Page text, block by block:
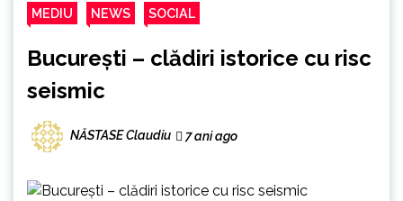
MEDIU NEWS SOCIAL
București – clădiri istorice cu risc
seismic
NĂSTASE Claudiu 7 ani ago